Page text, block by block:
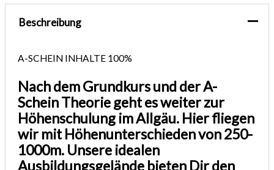
Beschreibung
A-SCHEIN INHALTE 100%
Nach dem Grundkurs und der A-
Schein Theorie geht es weiter zur
Höhenschulung im Allgäu. Hier fliegen
wir mit Höhenunterschieden von 250-
1000m. Unsere idealen
Ausbildungsgelände bieten Dir den